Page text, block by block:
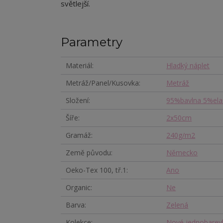
světlejší.
Parametry
Materiál
Hladký náplet
Metráž/Panel/Kusovka
Metráž
Složení
95%bavlna
Šíře
2x50cm
Gramáž
240g/m2
Země původu
Německo
Oeko-Tex 100, tř.1
Ano
Organic
Ne
Barva
Zelená